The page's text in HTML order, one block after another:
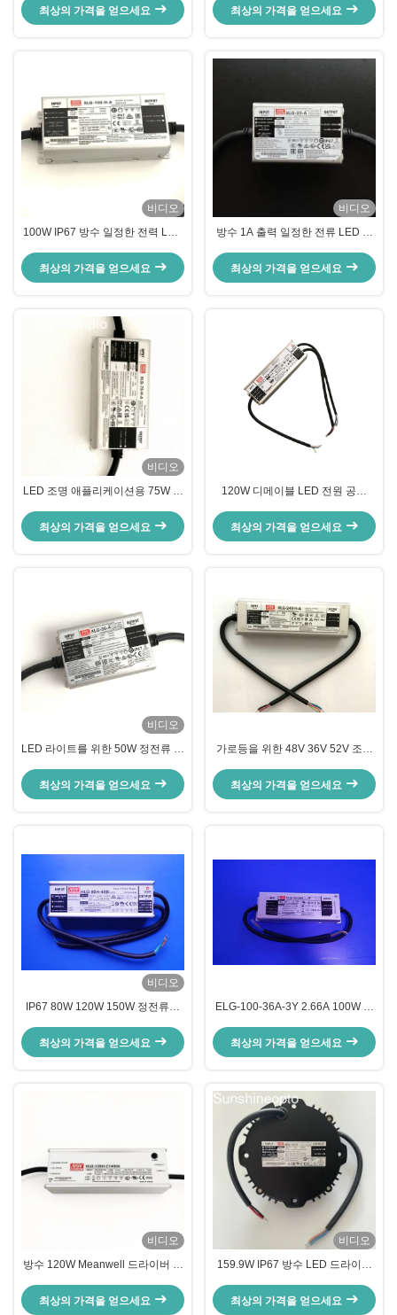
드라이버 (조명용)
최상의 가격을 얻으세요
버
최상의 가격을 얻으세요
비디오
100W IP67 방수 일정한 전력 LED
전류
최상의 가격을 얻으세요
비디오
방수 1A 출력 일정한 전류 LED 드
최상의 가격을 얻으세요
비디오
LED 조명 애플리케이션용 75W 정
입력)
최상의 가격을 얻으세요
120W 디메이블 LED 전원 공급
최상의 가격을 얻으세요
비디오
LED 라이트를 위한 50W 정전류 주
54v 민웰 운전자
최상의 가격을 얻으세요
가로등을 위한 48V 36V 52V 조정
240W 쇼트 회로 보호
최상의 가격을 얻으세요
비디오
IP67 80W 120W 150W 정전류는
최상의 가격을 얻으세요
ELG-100-36A-3Y 2.66A 100W 광
이버
최상의 가격을 얻으세요
비디오
방수 120W Meanwell 드라이버 정
늄 케이스 포함)
최상의 가격을 얻으세요
비디오
159.9W IP67 방수 LED 드라이버
공급 34-56V 선택
최상의 가격을 얻으세요